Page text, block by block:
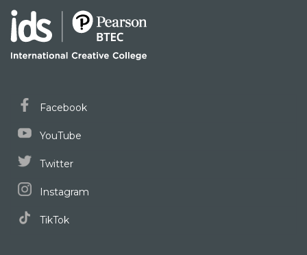
Facebook
YouTube
Twitter
Instagram
TikTok